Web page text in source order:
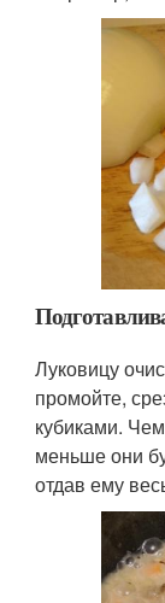
Луковицу
промойте,
кубиками.
меньше они
отдав ему